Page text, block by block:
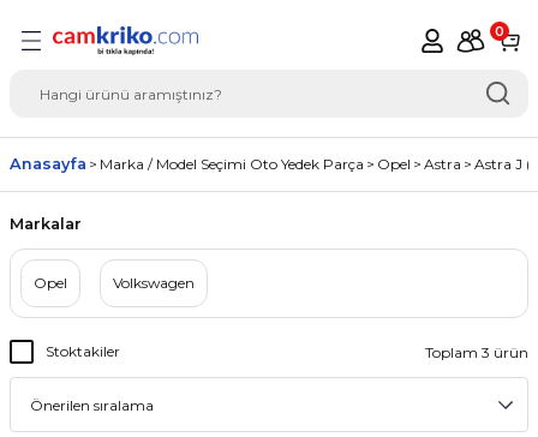
Geri Dön
Seçimi Oto Yedek
0
Anasayfa Marka / Model Seçimi Oto Yedek Parça Opel Astra Astra J
Markalar
Opel Volkswagen
Stoktakiler Toplam 3 ürün